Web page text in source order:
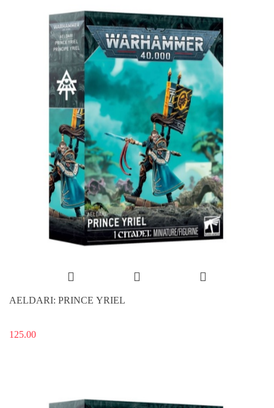
AELDARI: PRINCE YRIEL
125.00